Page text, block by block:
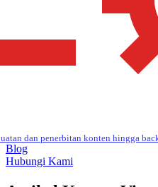
dan penerbitan konten hingga
Blog
Hubungi Kami